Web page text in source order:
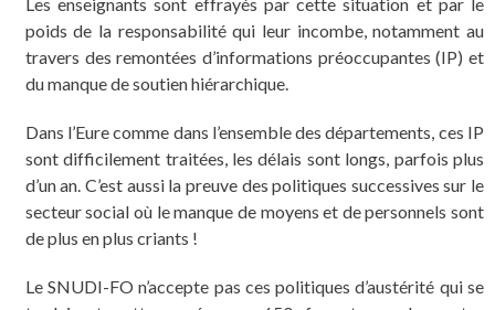
poids de la responsabilité qui leur incombe, notamment au
travers des remontées d’informations préoccupantes (IP) et
du manque de soutien hiérarchique.
Dans l’Eure comme dans l’ensemble des départements, ces IP
sont difficilement traitées, les délais sont longs, parfois plus
d’un an. C’est aussi la preuve des politiques successives sur le
secteur social où le manque de moyens et de personnels sont
de plus en plus criants !
Le SNUDI-FO n’accepte pas ces politiques d’austérité qui se